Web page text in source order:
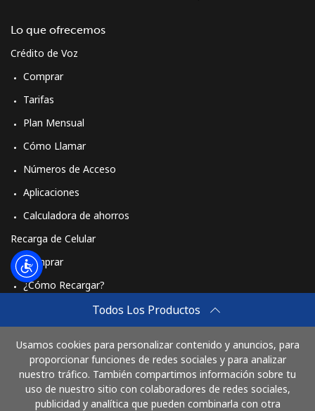
Todos Los Productos
Usamos cookies para personalizar contenido y anuncios, para
proporcionar funciones de redes sociales y para analizar
nuestro tráfico. También compartimos información sobre tu
uso de nuestro sitio con colaboradores de redes sociales,
publicidad y analítica que pueden combinarla con otra
Lo que ofrecemos
Crédito de Voz
Comprar
Tarifas
Plan Mensual
Cómo Llamar
Números de Acceso
Aplicaciones
Calculadora de ahorros
Recarga de Celular
Comprar
¿Cómo Recargar?
Comprar
Cómo funciona
Paga con